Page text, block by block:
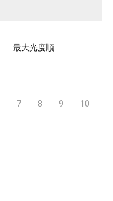
最大光度順
7 8 9 10